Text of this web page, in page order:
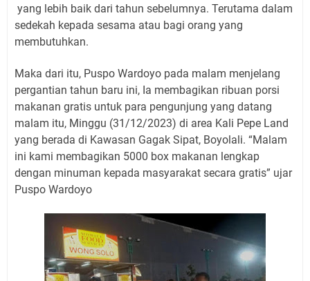
yang lebih baik dari tahun sebelumnya. Terutama dalam
sedekah kepada sesama atau bagi orang yang
membutuhkan.
Maka dari itu, Puspo Wardoyo pada malam menjelang
pergantian tahun baru ini, Ia membagikan ribuan porsi
makanan gratis untuk para pengunjung yang datang
malam itu, Minggu (31/12/2023) di area Kali Pepe Land
yang berada di Kawasan Gagak Sipat, Boyolali. “Malam
ini kami membagikan 5000 box makanan lengkap
dengan minuman kepada masyarakat secara gratis” ujar
Puspo Wardoyo